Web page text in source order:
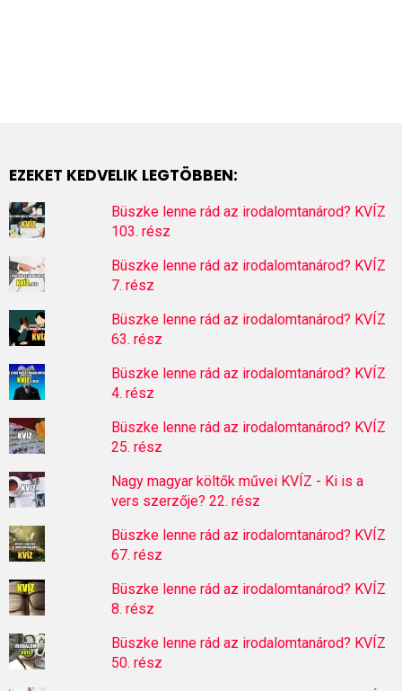
EZEKET KEDVELIK LEGTÖBBEN:
Büszke lenne rád az irodalomtanárod? KVÍZ
103. rész
Büszke lenne rád az irodalomtanárod? KVÍZ
7. rész
Büszke lenne rád az irodalomtanárod? KVÍZ
63. rész
Büszke lenne rád az irodalomtanárod? KVÍZ
4. rész
Büszke lenne rád az irodalomtanárod? KVÍZ
25. rész
Nagy magyar költők művei KVÍZ - Ki is a
vers szerzője? 22. rész
Büszke lenne rád az irodalomtanárod? KVÍZ
67. rész
Büszke lenne rád az irodalomtanárod? KVÍZ
8. rész
Büszke lenne rád az irodalomtanárod? KVÍZ
50. rész